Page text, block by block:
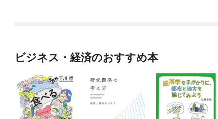
ビジネス・経済のおすすめ本